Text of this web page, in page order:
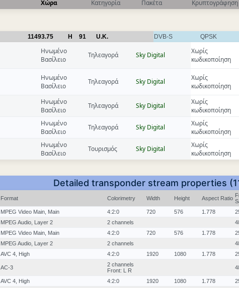
Χώρα Κατηγορία Πακέτα Κρυπτογράφηση
11493.75 H 91 U.K. DVB-S QPSK
Ηνωμένο
Βασίλειο
Τηλεαγορά Sky Digital
Χωρίς
κωδικοποίηση
Ηνωμένο
Βασίλειο
Τηλεαγορά Sky Digital
Χωρίς
κωδικοποίηση
Ηνωμένο
Βασίλειο
Τηλεαγορά Sky Digital
Χωρίς
κωδικοποίηση
Ηνωμένο
Βασίλειο
Τηλεαγορά Sky Digital
Χωρίς
κωδικοποίηση
Ηνωμένο
Βασίλειο
Τουρισμός Sky Digital
Χωρίς
κωδικοποίηση
Detailed transponder stream properties
Format Colorimetry Width Height Aspect Ratio
MPEG Video Main, Main 4:2:0 720 576 1.778
MPEG Audio, Layer 2 2 channels
MPEG Video Main, Main 4:2:0 720 576 1.778
MPEG Audio, Layer 2 2 channels
AVC 4, High 4:2:0 1920 1080 1.778
AC-3
2 channels
Front: L R
AVC 4, High 4:2:0 1920 1080 1.778